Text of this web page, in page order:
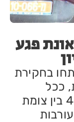
פגע
בחקירת
ככל
הנראה "פגע וברח", בכביש 44 בין צומת